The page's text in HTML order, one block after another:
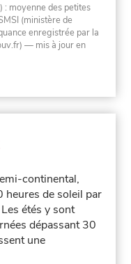
: moyenne des petites
(ministère de
enregistrée par la
— mis à jour en
continental,
heures de soleil par
étés y sont
dépassant 30
une